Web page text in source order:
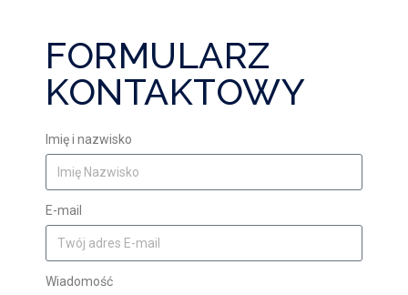
FORMULARZ
KONTAKTOWY
Imię i nazwisko
E-mail
Wiadomość